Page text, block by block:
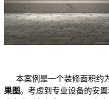
本案例是一个装修面积约
果图。考虑到专业设备的安